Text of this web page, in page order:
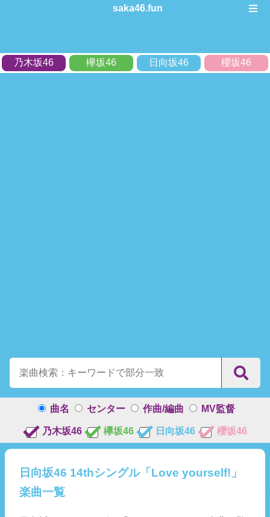
saka46.fun
乃木坂46 欅坂46 日向坂46 櫻坂46
曲名 センター 作曲/編曲 MV監督
乃木坂46 欅坂46 日向坂46 櫻坂46
日向坂46 14thシングル「Love yourself!」
楽曲一覧